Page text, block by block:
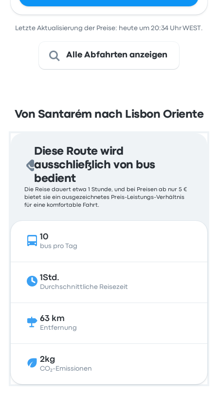
Letzte Aktualisierung der Preise: heute um 20:34 Uhr WEST.
Alle Abfahrten anzeigen
Von Santarém nach Lisbon Oriente
Diese Route wird
ausschließlich von bus
bedient
Die Reise dauert etwa 1 Stunde, und bei Preisen ab nur 5 €
bietet sie ein ausgezeichnetes Preis-Leistungs-Verhältnis
für eine komfortable Fahrt.
10
bus pro Tag
1Std.
Durchschnittliche Reisezeit
63 km
Entfernung
2kg
CO₂-Emissionen